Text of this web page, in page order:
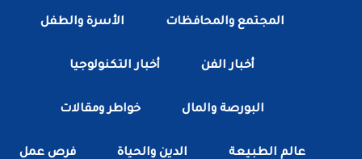
المجتمع والمحافظات الأسرة والطفل
أخبار الفن أخبار التكنولوجيا
البورصة والمال خواطر ومقالات
عالم الطبيعة الدين والحياة فرص عمل